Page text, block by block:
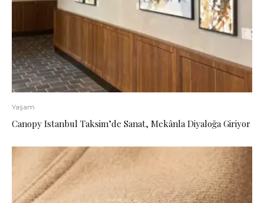
Yaşam
Canopy Istanbul Taksim’de Sanat, Mekânla Diyaloğa Giriyor